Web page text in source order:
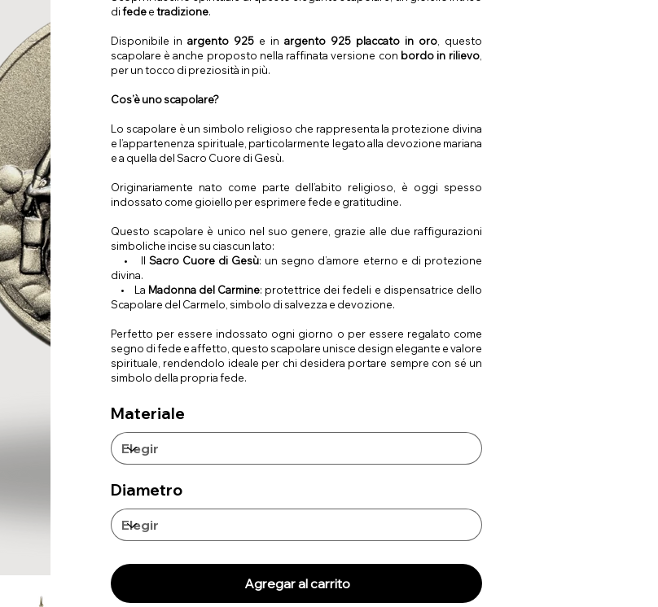
difedeetradizione.
Disponibile in argento 925e in argento 925 placcato in oro, questo
scapolare è anche proposto nella raffinata versione con bordo in rilievo,
per un tocco di preziosità in più.
Cos’è uno scapolare?
Lo scapolare è un simbolo religioso che rappresenta la protezione divina
e l’appartenenza spirituale, particolarmente legato alla devozione mariana
e a quella del Sacro Cuore di Gesù.
Originariamente nato come parte dell’abito religioso, è oggi spesso
indossato come gioiello per esprimere fede e gratitudine.
Questo scapolare è unico nel suo genere, grazie alle due raffigurazioni
simboliche incise su ciascun lato:
• Il Sacro Cuore di Gesù: un segno d’amore eterno e di protezione
divina.
• La Madonna del Carmine: protettrice dei fedeli e dispensatrice dello
Scapolare del Carmelo, simbolo di salvezza e devozione.
Perfetto per essere indossato ogni giorno o per essere regalato come
segno di fede e affetto, questo scapolare unisce design elegante e valore
spirituale, rendendolo ideale per chi desidera portare sempre con sé un
simbolo della propria fede.
Materiale
Diametro
Agregar al carrito